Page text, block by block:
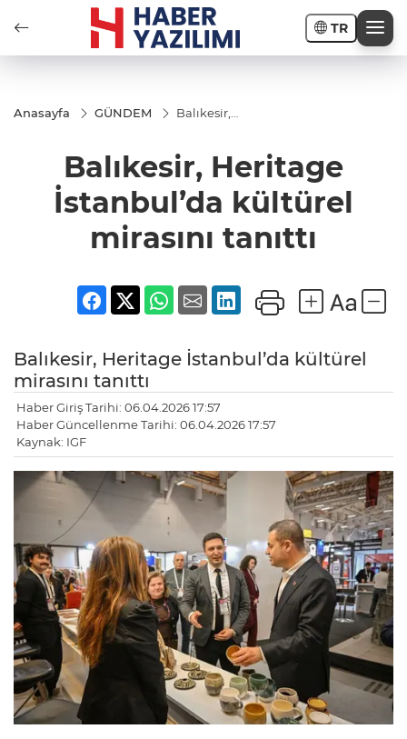
TR
Anasayfa GÜNDEM
Balıkesir,
kültürel
mirasını
tanıttı
Balıkesir, Heritage
İstanbul’da kültürel
mirasını tanıttı
Balıkesir, Heritage İstanbul’da kültürel
mirasını tanıttı
Haber Giriş Tarihi: 06.04.2026 17:57
Haber Güncellenme Tarihi: 06.04.2026 17:57
Kaynak: IGF